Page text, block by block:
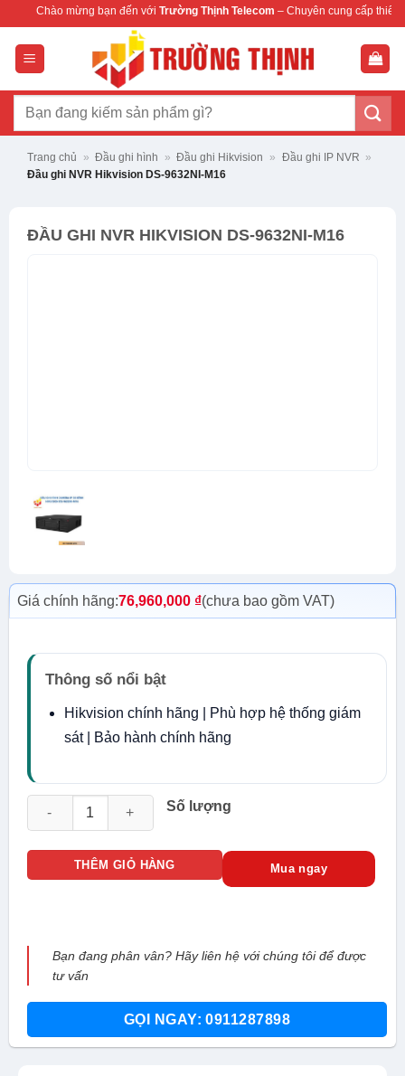
dung
bạn đến vớiTrường Thịnh Telecom – Chuyên cung cấp thiết bị mạng &
Tìm
Trang chủ » Đầu ghi hình » Đầu ghi Hikvision » Đầu ghi IP NVR »
Đầu ghi NVR Hikvision DS-9632NI-M16
ĐẦU GHI NVR HIKVISION DS-9632NI-M16
Giá chính hãng:76,960,000 ₫(chưa bao gồm VAT)
Thông số nổi bật
Hikvision chính hãng | Phù hợp hệ thống giám
sát | Bảo hành chính hãng
Số lượng
Đầu ghi NVR Hikvision DS-9632NI-M16 số lượng
THÊM GIỎ HÀNG Mua ngay
Bạn đang phân vân? Hãy liên hệ với chúng tôi để được
tư vấn
GỌI NGAY: 0911287898